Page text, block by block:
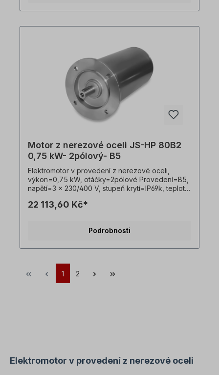
výrobků jsou nezávazné příklady!
Motor z nerezové oceli JS-HP 80B2
0,75 kW- 2pólový- B5
Elektromotor v provedení z nerezové oceli,
výkon=0,75 kW, otáčky=2pólové Provedení=B5,
napětí=3 x 230/400 V, stupeň krytí=IP69k, teplotní
hygienický kabelový vývod, vhodný pro
provádět pouze kvalifikovaní pracovníci
výrobků jsou nezávazné příklady!
22 113,60 Kč*
Podrobnosti
1 2
Elektromotor v provedení z nerezové oceli